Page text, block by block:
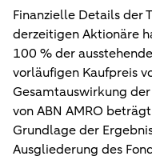
Finanzielle Details der
derzeitigen Aktionäre
100 % der
vorläufigen Kaufpreis
Gesamtauswirkung
von ABN AMRO
Grundlage der
Ausgliederung des